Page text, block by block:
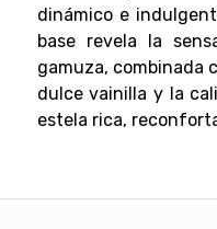
dinámico e
base revela la
gamuza, combinada
dulce vainilla y la
estela rica,